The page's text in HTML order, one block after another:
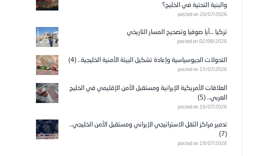
والبنية التحتية في الخليج؟
posted on 20/07/2026
تركيا …آيا صوفيا وتصحيح المسار التاريخي
posted on 02/08/2026
التحولات الجيوسياسية وإعادة تشكيل البيئة الأمنية الخليجية.. (4)
posted on 15/07/2026
العلاقات الأمريكية الإيرانية ومستقبل الأمن الإقليمي في الخليج
العربي.. (5)
posted on 16/07/2026
تدمير مراكز الثقل الاستراتيجي الإيراني ومستقبل الأمن الخليجي..
(7)
posted on 19/07/2026